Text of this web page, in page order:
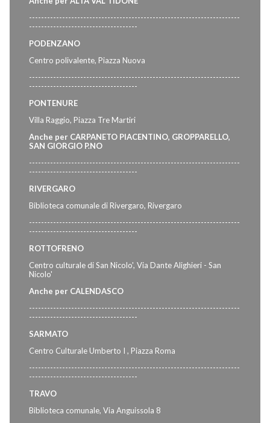
----------------------------------------------------------------------
------------------------------------
PODENZANO
Centro polivalente, Piazza Nuova
----------------------------------------------------------------------
------------------------------------
PONTENURE
Villa Raggio, Piazza Tre Martiri
Anche per CARPANETO PIACENTINO, GROPPARELLO,
SAN GIORGIO P.NO
----------------------------------------------------------------------
------------------------------------
RIVERGARO
Biblioteca comunale di Rivergaro, Rivergaro
----------------------------------------------------------------------
------------------------------------
ROTTOFRENO
Centro culturale di San Nicolo', Via Dante Alighieri - San
Nicolo'
Anche per CALENDASCO
----------------------------------------------------------------------
------------------------------------
SARMATO
Centro Culturale Umberto I , Piazza Roma
----------------------------------------------------------------------
------------------------------------
TRAVO
Biblioteca comunale, Via Anguissola 8